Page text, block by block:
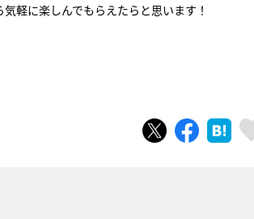
軽に楽しんでもらえたらと思います！
ツイートシェア は